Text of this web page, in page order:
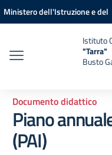
Vai ai contenuti
Vai al menu di navigazione
Vai al footer
Ministero dell'Istruzione e del
Istituto
"Tarra"
Busto
Documento didattico
Piano
(PAI)